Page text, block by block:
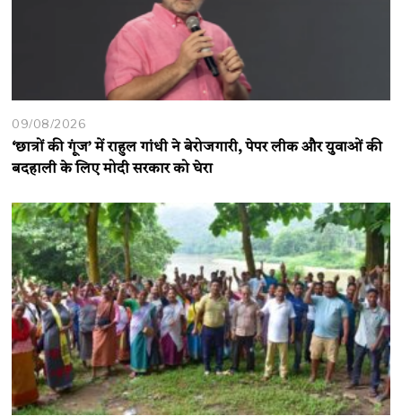
09/08/2026
‘छात्रों की गूंज’ में राहुल गांधी ने बेरोजगारी, पेपर लीक और युवाओं की
बदहाली के लिए मोदी सरकार को घेरा